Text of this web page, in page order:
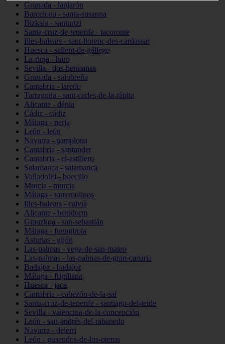
Granada - lanjarón
Barcelona - santa-susanna
Bizkaia - santurtzi
Santa-cruz-de-tenerife - tacoronte
Illes-balears - sant-llorenç-des-cardassar
Huesca - sallent-de-gállego
La-rioja - haro
Sevilla - dos-hermanas
Granada - salobreña
Cantabria - laredo
Tarragona - sant-carles-de-la-ràpita
Alicante - dénia
Cádiz - cádiz
Málaga - nerja
León - león
Navarra - pamplona
Cantabria - santander
Cantabria - el-astillero
Salamanca - salamanca
Valladolid - boecillo
Murcia - murcia
Málaga - torremolinos
Illes-balears - calvià
Alicante - benidorm
Gipuzkoa - san-sebastián
Málaga - fuengirola
Asturias - gijón
Las-palmas - vega-de-san-mateo
Las-palmas - las-palmas-de-gran-canaria
Badajoz - badajoz
Málaga - frigiliana
Huesca - jaca
Cantabria - cabezón-de-la-sal
Santa-cruz-de-tenerife - santiago-del-teide
Sevilla - valencina-de-la-concepción
León - san-andrés-del-rabanedo
Navarra - deierri
León - gusendos-de-los-oteros